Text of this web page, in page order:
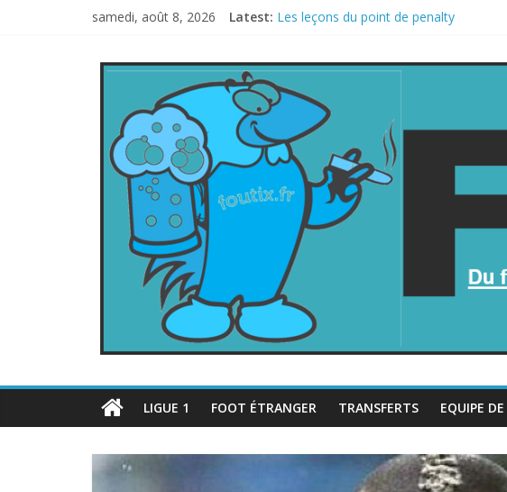
samedi, août 8, 2026 Latest: Les leçons du point de penalty
Les curiosités de la Coupe du monde
L’Inde et la Chine, trop mauvais au
LIGUE 1 FOOT ÉTRANGER TRANSFERTS EQUIPE